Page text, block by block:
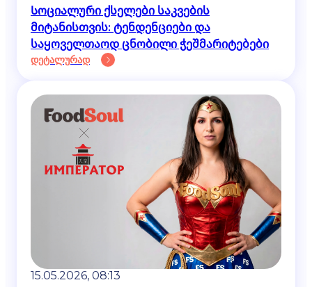
Სოციალური ქსელები საკვების
მიტანისთვის: ტენდენციები და
საყოველთაოდ ცნობილი ჭეშმარიტებები
დეტალურად
15.05.2026, 08:13